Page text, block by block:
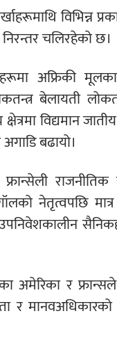
विभिन्न
चलिरहेको छ।
अफ्रिकी
बेलायती
क्षेत्रमा विद्यमान
बढायो।
राजनीतिक
नेतृत्वपछि
अमेरिका र
र